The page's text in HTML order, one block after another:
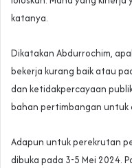
katanya.
Dikatakan Abdurrochim,
bekerja kurang baik atau
dan ketidakpercayaan
bahan pertimbangan
Adapun untuk perekrutan
dibuka pada 3-5 Mei 2024.